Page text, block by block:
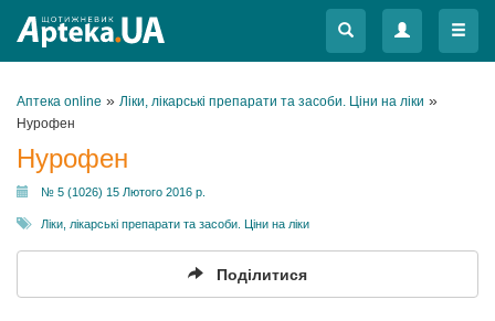
Меню
Меню
Аптека online » Ліки, лікарські препарати та засоби. Ціни на ліки »
Нурофен
Нурофен
№ 5 (1026) 15 Лютого 2016 р.
Ліки, лікарські препарати та засоби. Ціни на ліки
Поділитися